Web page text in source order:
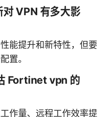
VPN 有多大影
能提升和新特性，但要
置。
Fortinet vpn 的
作量、远程工作效率提